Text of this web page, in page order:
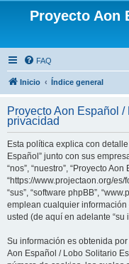
Proyecto Aon
FAQ
Inicio Índice general
Proyecto Aon Español
privacidad
Esta política explica con
Español” junto con sus
“nos”, “nuestro”, “Proyecto
“https://www.projectaon.org/es/
“sus”, “software phpBB”,
emplean cualquier
usted (de aquí en adelante “su
Su información es obtenida
Aon Español / Lobo Solitario